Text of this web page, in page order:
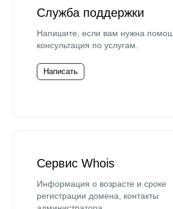
Служба поддержки
Напишите, если вам нужна
консультация по услугам.
Написать
Сервис Whois
Информация о возрасте и сроке
регистрации домена, контакты